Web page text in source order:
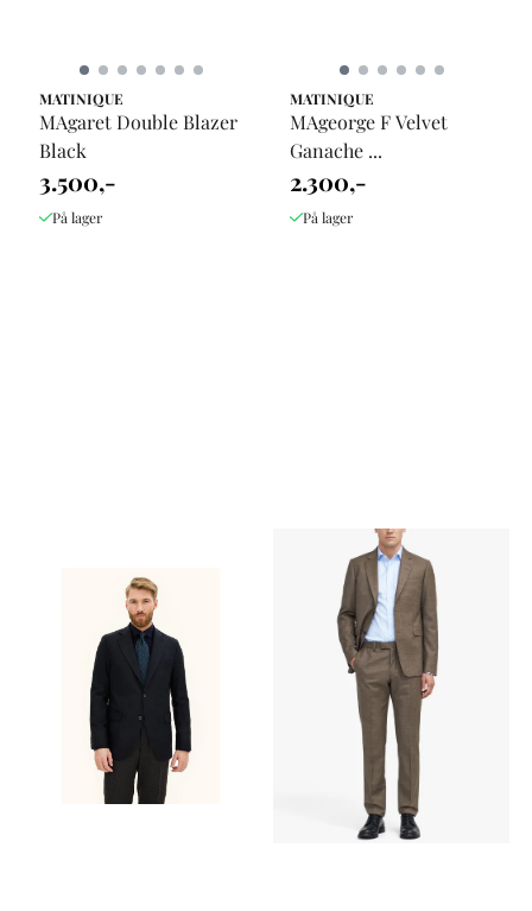
MATINIQUE
MAgaret Double Blazer
Black
3.500,-
På lager
MATINIQUE
MAgeorge F Velvet
Ganache ...
2.300,-
På lager